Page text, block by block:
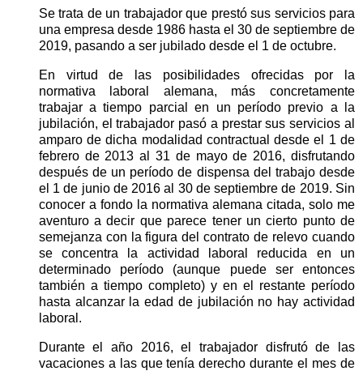
Se trata de un trabajador que prestó sus servicios para
una empresa desde 1986 hasta el 30 de septiembre de
2019, pasando a ser jubilado desde el 1 de octubre.
En virtud de las posibilidades ofrecidas por la
normativa laboral alemana, más concretamente
trabajar a tiempo parcial en un período previo a la
jubilación, el trabajador pasó a prestar sus servicios al
amparo de dicha modalidad contractual desde el 1 de
febrero de 2013 al 31 de mayo de 2016, disfrutando
después de un período de dispensa del trabajo desde
el 1 de junio de 2016 al 30 de septiembre de 2019. Sin
conocer a fondo la normativa alemana citada, solo me
aventuro a decir que parece tener un cierto punto de
semejanza con la figura del contrato de relevo cuando
se concentra la actividad laboral reducida en un
determinado período (aunque puede ser entonces
también a tiempo completo) y en el restante período
hasta alcanzar la edad de jubilación no hay actividad
laboral.
Durante el año 2016, el trabajador disfrutó de las
vacaciones a las que tenía derecho durante el mes de